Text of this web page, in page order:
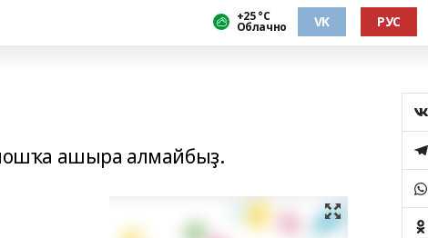
+25 °С
Облачно VK РУС
ашыра алмайбыҙ.